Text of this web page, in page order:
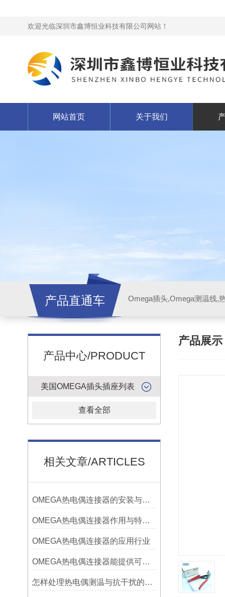
欢迎光临深圳市鑫博恒业科技有限公司网站！
网站首页 关于我们
产品直通车
产品中心/PRODUCT
美国OMEGA插头插座列表
查看全部
相关文章/ARTICLES
OMEGA热电偶连接器的安装与调试
OMEGA热电偶连接器作用与特点是什么？
OMEGA热电偶连接器的应用行业
OMEGA热电偶连接器能提供可靠的信号传输
怎样处理热电偶测温与抗干扰的问题
产品展示